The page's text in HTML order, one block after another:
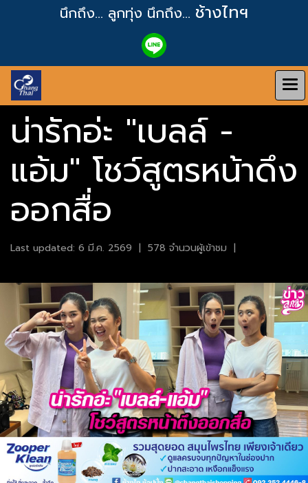
นึกถึง... ลูกทุ่ง นึกถึง... ช้างไทฯ
น่ารักอ่ะ "เบลล์ -
แอ้ม" โชว์สูตรหน้าดึง
ออกสื่อ
Last updated: 6 มี.ค. 2569 | 578 จำนวนผู้เข้าชม |